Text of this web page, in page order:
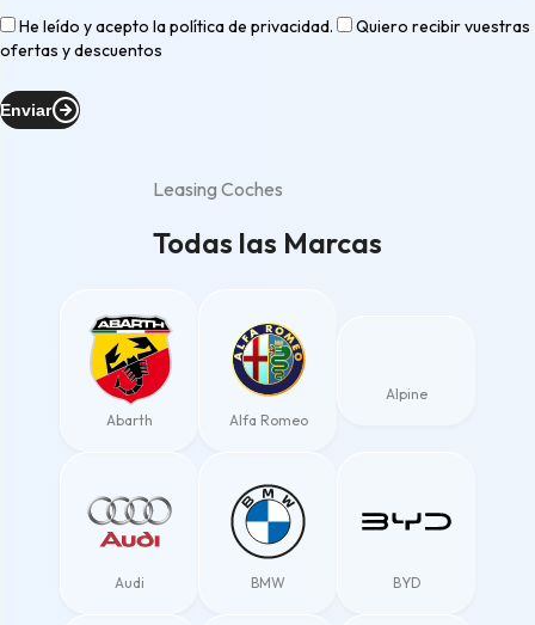
He leído y acepto lapolítica de privacidad.
Quiero recibir vuestras
ofertas y descuentos
Enviar
Leasing Coches
Todas las Marcas
Abarth Alfa Romeo
Alpine
Audi BMW BYD